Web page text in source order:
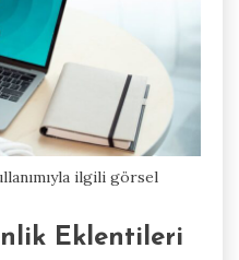
ilgili görsel
Eklentileri